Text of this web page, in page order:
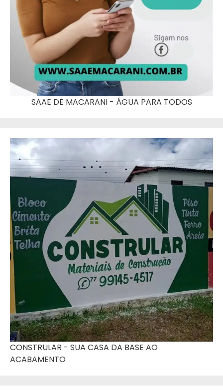
SAAE DE MACARANI - ÁGUA PARA TODOS
CONSTRULAR - SUA CASA DA BASE AO
ACABAMENTO